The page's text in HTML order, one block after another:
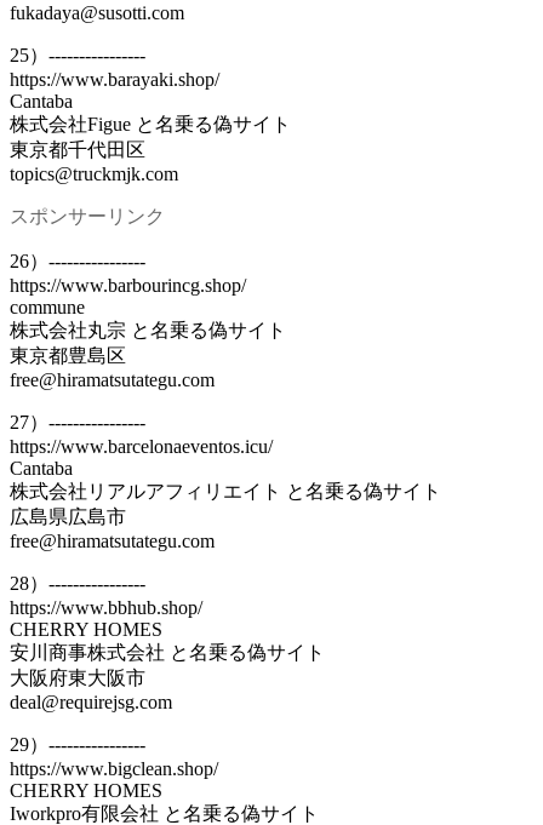
fukadaya@susotti.com
25）----------------
https://www.barayaki.shop/
Cantaba
株式会社Figue と名乗る偽サイト
東京都千代田区
topics@truckmjk.com
スポンサーリンク
26）----------------
https://www.barbourincg.shop/
commune
株式会社丸宗 と名乗る偽サイト
東京都豊島区
free@hiramatsutategu.com
27）----------------
https://www.barcelonaeventos.icu/
Cantaba
株式会社リアルアフィリエイト と名乗る偽サイト
広島県広島市
free@hiramatsutategu.com
28）----------------
https://www.bbhub.shop/
CHERRY HOMES
安川商事株式会社 と名乗る偽サイト
大阪府東大阪市
deal@requirejsg.com
29）----------------
https://www.bigclean.shop/
CHERRY HOMES
Iworkpro有限会社 と名乗る偽サイト